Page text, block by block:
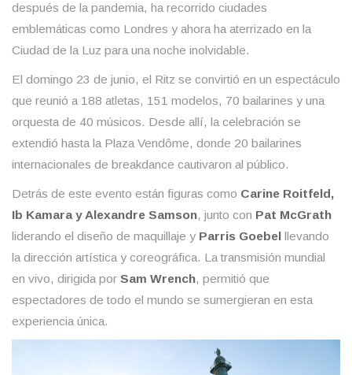
después de la pandemia, ha recorrido ciudades
emblemáticas como Londres y ahora ha aterrizado en la
Ciudad de la Luz para una noche inolvidable.
El domingo 23 de junio, el Ritz se convirtió en un espectáculo
que reunió a 188 atletas, 151 modelos, 70 bailarines y una
orquesta de 40 músicos. Desde allí, la celebración se
extendió hasta la Plaza Vendôme, donde 20 bailarines
internacionales de breakdance cautivaron al público.
Detrás de este evento están figuras como Carine Roitfeld,
Ib Kamara y Alexandre Samson, junto con Pat McGrath
liderando el diseño de maquillaje y Parris Goebel llevando
la dirección artística y coreográfica. La transmisión mundial
en vivo, dirigida por Sam Wrench, permitió que
espectadores de todo el mundo se sumergieran en esta
experiencia única.